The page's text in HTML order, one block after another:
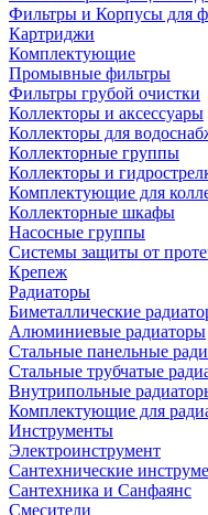
Фильтры и Корпусы для
Картриджи
Комплектующие
Промывные фильтры
Фильтры грубой очистки
Коллекторы и аксессуары
Коллекторы для
Коллекторные группы
Коллекторы и
Комплектующие для
Коллекторные шкафы
Насосные группы
Системы защиты от
Крепеж
Радиаторы
Биметаллические
Алюминиевые радиаторы
Стальные панельные
Стальные трубчатые
Внутрипольные
Комплектующие для
Инструменты
Электроинструмент
Сантехнические
Сантехника и Санфаянс
Смесители